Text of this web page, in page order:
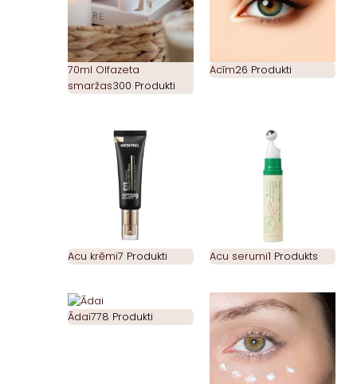
70ml Olfazeta
smaržas300 Produkti
Acīm26 Produkti
Acu krēmi7 Produkti Acu serumi1 Produkts
Ādai778 Produkti